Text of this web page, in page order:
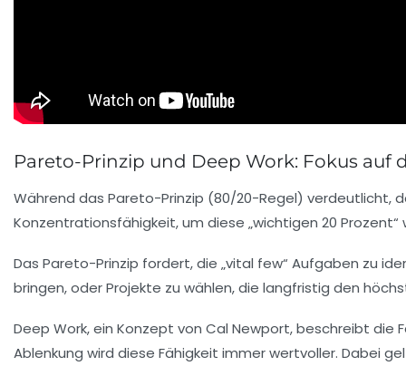
Pareto-Prinzip und Deep Work: Fokus
Während das Pareto-Prinzip (80/20-Regel) verdeutlicht,
Konzentrationsfähigkeit, um diese „wichtigen 20
Das Pareto-Prinzip fordert, die „vital few“ Aufgaben zu
bringen, oder Projekte zu wählen, die langfristig den
Deep Work, ein Konzept von Cal Newport, beschreibt
Ablenkung wird diese Fähigkeit immer wertvoller. Dabei